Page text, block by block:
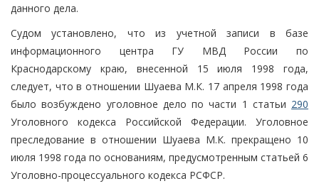
данного дела.
Судом установлено, что из учетной записи в базе
информационного центра ГУ МВД России по
Краснодарскому краю, внесенной 15 июля 1998 года,
следует, что в отношении Шуаева М.К. 17 апреля 1998 года
было возбуждено уголовное дело по части 1 статьи 290
Уголовного кодекса Российской Федерации. Уголовное
преследование в отношении Шуаева М.К. прекращено 10
июля 1998 года по основаниям, предусмотренным статьей 6
Уголовно-процессуального кодекса РСФСР.